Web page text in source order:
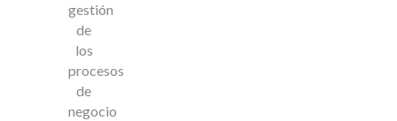
gestión
de
los
procesos
de
negocio